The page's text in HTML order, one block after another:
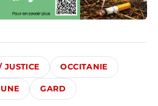
JUSTICE OCCITANIE
GARD